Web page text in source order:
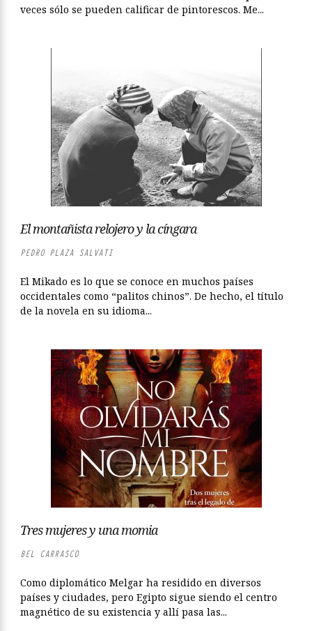
veces sólo se pueden calificar de pintorescos. Me...
El montañista relojero y la cíngara
PEDRO PLAZA SALVATI
El Mikado es lo que se conoce en muchos países
occidentales como “palitos chinos”. De hecho, el título
de la novela en su idioma...
Tres mujeres y una momia
BEL CARRASCO
Como diplomático Melgar ha residido en diversos
países y ciudades, pero Egipto sigue siendo el centro
magnético de su existencia y allí pasa las...